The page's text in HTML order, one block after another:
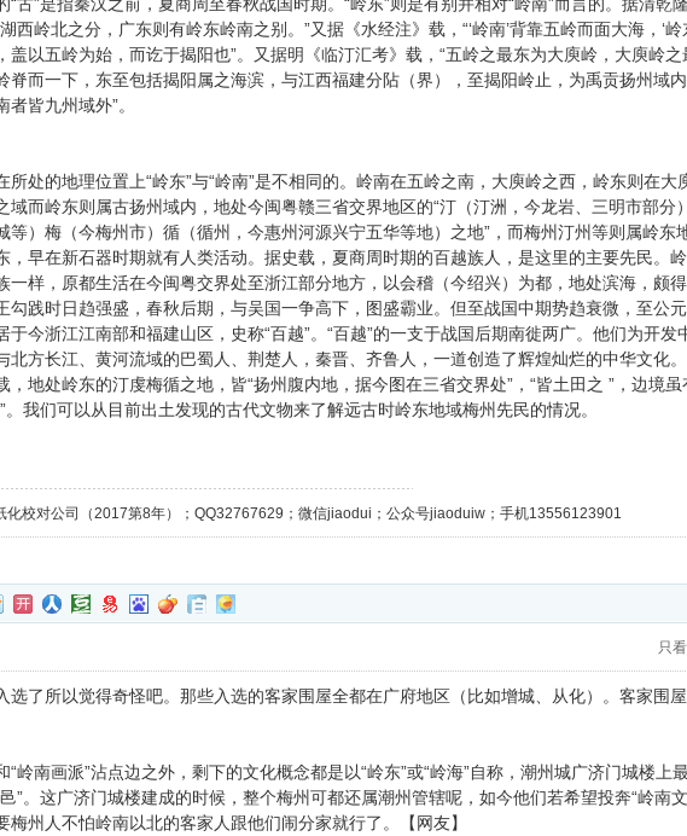
西岭北之分，广东则有岭东岭南之别。”又据《水经注》载，“‘岭南’背靠五岭而面大海，‘岭
盖以五岭为始，而讫于揭阳也”。又据明《临汀汇考》载，“五岭之最东为大庾岭，大庾岭之
脊而一下，东至包括揭阳属之海滨，与江西福建分阽（界），至揭阳岭止，为禹贡扬州域
皆九州域外”。
所处的地理位置上“岭东”与“岭南”是不相同的。岭南在五岭之南，大庾岭之西，岭东则在大
域而岭东则属古扬州域内，地处今闽粤赣三省交界地区的“汀（汀洲，今龙岩、三明市部分
等）梅（今梅州市）循（循州，今惠州河源兴宁五华等地）之地”，而梅州汀州等则属岭东
，早在新石器时期就有人类活动。据史载，夏商周时期的百越族人，是这里的主要先民。
一样，原都生活在今闽粤交界处至浙江部分地方，以会稽（今绍兴）为都，地处滨海，颇
勾践时日趋强盛，春秋后期，与吴国一争高下，图盛霸业。但至战国中期势趋衰微，至公
于今浙江江南部和福建山区，史称“百越”。“百越”的一支于战国后期南徙两广。他们为开发
北方长江、黄河流域的巴蜀人、荆楚人，秦晋、齐鲁人，一道创造了辉煌灿烂的中华文化。
，地处岭东的汀虔梅循之地，皆“扬州腹内地，据今图在三省交界处”，“皆土田之 ”，边境虽
。我们可以从目前出土发现的古代文物来了解远古时岭东地域梅州先民的情况。
化校对公司（2017第8年）；QQ32767629；微信jiaodui；公众号jiaoduiw；手机13556123901
只
选了所以觉得奇怪吧。那些入选的客家围屋全都在广府地区（比如增城、从化）。客家围
岭南画派”沾点边之外，剩下的文化概念都是以“岭东”或“岭海”自称，潮州城广济门城楼上
”。这广济门城楼建成的时候，整个梅州可都还属潮州管辖呢，如今他们若希望投奔“岭南文
梅州人不怕岭南以北的客家人跟他们闹分家就行了。【网友】